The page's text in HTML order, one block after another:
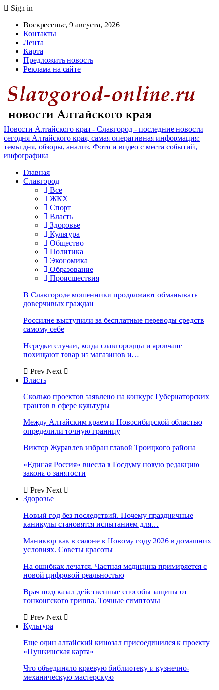
Sign in
Воскресенье, 9 августа, 2026
Контакты
Лента
Карта
Предложить новость
Реклама на сайте
Новости Алтайского края - Славгород - последние новости
сегодня Алтайского края, самая оперативная информация:
темы дня, обзоры, анализ. Фото и видео с места событий,
инфографика
Главная
Славгород
Все
ЖКХ
Спорт
Власть
Здоровье
Культура
Общество
Политика
Экономика
Образование
Происшествия
В Славгороде мошенники продолжают обманывать
доверчивых граждан
Россияне выступили за бесплатные переводы средств
самому себе
Нередки случаи, когда славгородцы и яровчане
похищают товар из магазинов и…
Prev Next
Власть
Сколько проектов заявлено на конкурс Губернаторских
грантов в сфере культуры
Между Алтайским краем и Новосибирской областью
определили точную границу
Виктор Журавлев избран главой Троицкого района
«Единая Россия» внесла в Госдуму новую редакцию
закона о занятости
Prev Next
Здоровье
Новый год без последствий. Почему праздничные
каникулы становятся испытанием для…
Маникюр как в салоне к Новому году 2026 в домашних
условиях. Советы красоты
На ошибках лечатся. Частная медицина примиряется с
новой цифровой реальностью
Врач подсказал действенные способы защиты от
гонконгского гриппа. Точные симптомы
Prev Next
Культура
Еще один алтайский кинозал присоединился к проекту
«Пушкинская карта»
Что объединяло краевую библиотеку и кузнечно-
механическую мастерскую